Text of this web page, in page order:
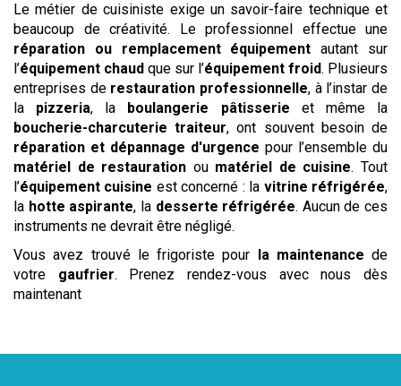
Le métier de cuisiniste exige un savoir-faire technique et
beaucoup de créativité. Le professionnel effectue une
réparation ou remplacement équipement autant sur
l’équipement chaud que sur l’équipement froid. Plusieurs
entreprises de restauration professionnelle, à l’instar de
la pizzeria, la boulangerie pâtisserie et même la
boucherie-charcuterie traiteur, ont souvent besoin de
réparation et dépannage d'urgence pour l’ensemble du
matériel de restauration ou matériel de cuisine. Tout
l’équipement cuisine est concerné : la vitrine réfrigérée,
la hotte aspirante, la desserte réfrigérée. Aucun de ces
instruments ne devrait être négligé.
Vous avez trouvé le frigoriste pour
la maintenance de
votre gaufrier. Prenez rendez-vous avec nous dès
maintenant